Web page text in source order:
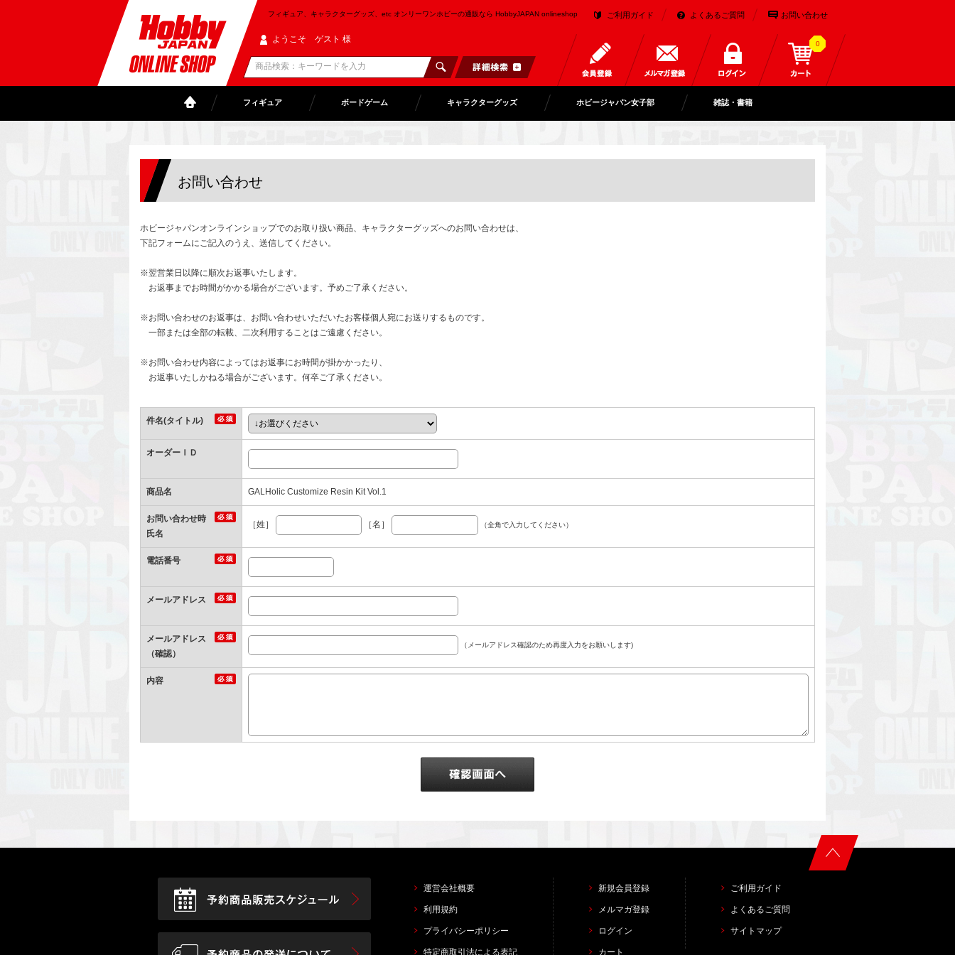
フィギュア、キャラクターグッズ、etc オンリーワンホビーの通販なら HobbyJAPAN onlineshop ご利用ガイド よくあるご質問 お問い合わせ
ようこそ ゲスト 様 0
フィギュア ボードゲーム キャラクターグッズ ホビージャパン女子部 雑誌・書籍
お問い合わせ
ホビージャパンオンラインショップでのお取り扱い商品、キャラクターグッズへのお問い合わせは、
下記フォームにご記入のうえ、送信してください。
※翌営業日以降に順次お返事いたします。
お返事までお時間がかかる場合がございます。予めご了承ください。
※お問い合わせのお返事は、お問い合わせいただいたお客様個人宛にお送りするものです。
一部または全部の転載、二次利用することはご遠慮ください。
※お問い合わせ内容によってはお返事にお時間が掛かかったり、
お返事いたしかねる場合がございます。何卒ご了承ください。
件名(タイトル)
オーダーＩＤ
商品名 GALHolic Customize Resin Kit Vol.1
お問い合わせ時
氏名
［姓］ ［名］ （全角で入力してください）
電話番号
メールアドレス
メールアドレス
（確認）
（メールアドレス確認のため再度入力をお願いします)
内容
運営会社概要
利用規約
プライバシーポリシー
特定商取引法による表記
新規会員登録
メルマガ登録
ログイン
カート
ご利用ガイド
よくあるご質問
サイトマップ